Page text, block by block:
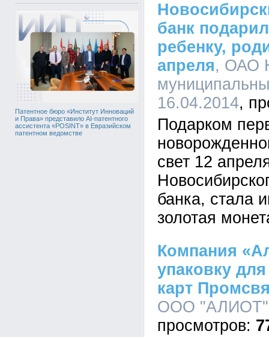
Патентное бюро «Институт Инноваций
и Права» представило AI-патентного
ассистента «POSINT» в Евразийском
патентном ведомстве
банк
ребенку,
апреля, ОАО
16.04.2014
Подарком
свет 12
банка, стала
золотая
Компания
упаковку
карт
ООО "АЛИОТ",